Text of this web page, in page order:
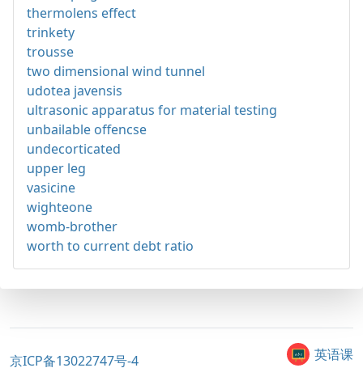
thermolens effect
trinkety
trousse
two dimensional wind tunnel
udotea javensis
ultrasonic apparatus for material testing
unbailable offencse
undecorticated
upper leg
vasicine
wighteone
womb-brother
worth to current debt ratio
京ICP备13022747号-4 英语课